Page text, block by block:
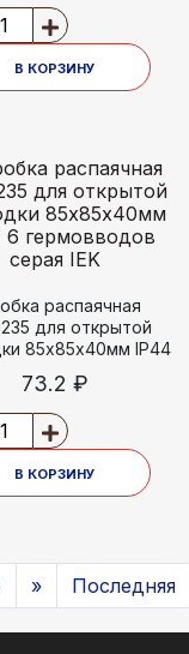
В КОРЗИНУ
распаячная
для открытой
85х85х40мм IP44
73.2 ₽
В КОРЗИНУ
» Последняя